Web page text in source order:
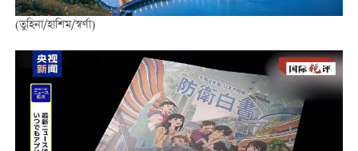
(তুহিনা/হাশিম/স্বর্ণা)